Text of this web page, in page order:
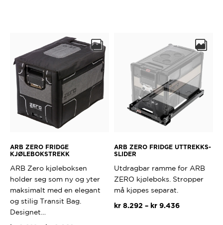
varianter.
kan
velges
ARB ZERO FRIDGE
KJØLEBOKSTREKK
ARB Zero kjøleboksen
holder seg som ny og yter
maksimalt med en elegant
og stilig Transit Bag.
Designet…
ARB ZERO FRIDGE UTTREKKS-
SLIDER
Utdragbar ramme for ARB
ZERO kjøleboks. Stropper
må kjøpes separat.
kr 8.292 – kr 9.436Prisområde: